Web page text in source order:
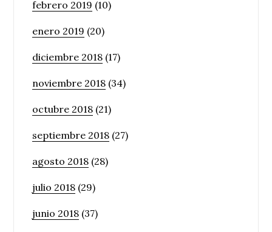
febrero 2019 (10)
enero 2019 (20)
diciembre 2018 (17)
noviembre 2018 (34)
octubre 2018 (21)
septiembre 2018 (27)
agosto 2018 (28)
julio 2018 (29)
junio 2018 (37)